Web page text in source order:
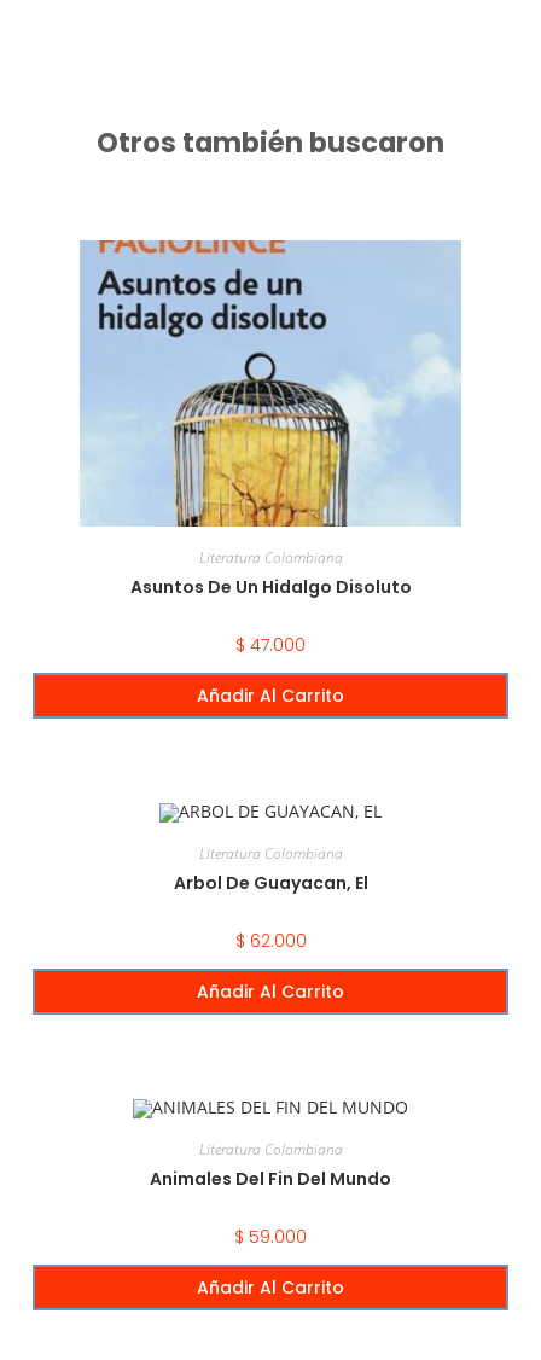
Otros también buscaron
Literatura Colombiana
Asuntos De Un Hidalgo Disoluto
$ 47.000
Añadir Al Carrito
Literatura Colombiana
Arbol De Guayacan, El
$ 62.000
Añadir Al Carrito
Literatura Colombiana
Animales Del Fin Del Mundo
$ 59.000
Añadir Al Carrito